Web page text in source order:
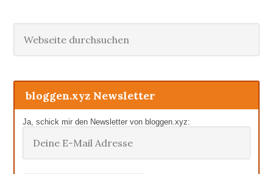
Haupt-
Sidebar
durchsuchen
bloggen.xyz Newsletter
Ja, schick mir den Newsletter von bloggen.xyz: